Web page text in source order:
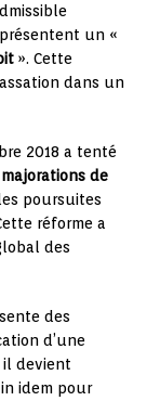
un «
». Cette
dans un
2018 a tenté
majorations de
poursuites
réforme a
des
des
d’une
devient
idem pour